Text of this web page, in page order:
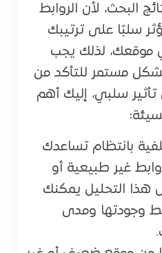
البحث، لأن الروابط
سلبًا على ترتيبك
موقعك، لذلك يجب
بشكل مستمر للتأكد من
سلبي، إليك أهم
بانتظام تساعدك
غير طبيعية أو
هذا التحليل يمكنك
وجودتها ومدى